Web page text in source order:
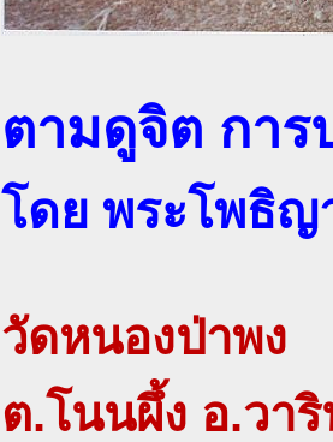
ตามดูจิต การ
โดย พระโพธิญ
วัดหนองป่าพง
ต.โนนผึ้ง อ.วา